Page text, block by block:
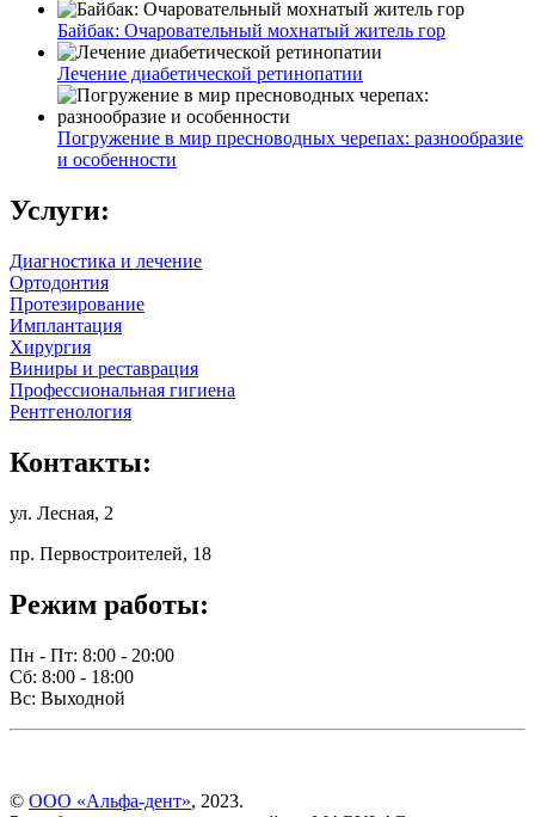
Байбак: Очаровательный мохнатый житель гор
Лечение диабетической ретинопатии
Погружение в мир пресноводных черепах: разнообразие
и особенности
Услуги:
Диагностика и лечение
Ортодонтия
Протезирование
Имплантация
Хирургия
Виниры и реставрация
Профессиональная гигиена
Рентгенология
Контакты:
ул. Лесная, 2
пр. Первостроителей, 18
Режим работы:
Пн - Пт: 8:00 - 20:00
Сб: 8:00 - 18:00
Вс: Выходной
© ООО «Альфа-дент», 2023.